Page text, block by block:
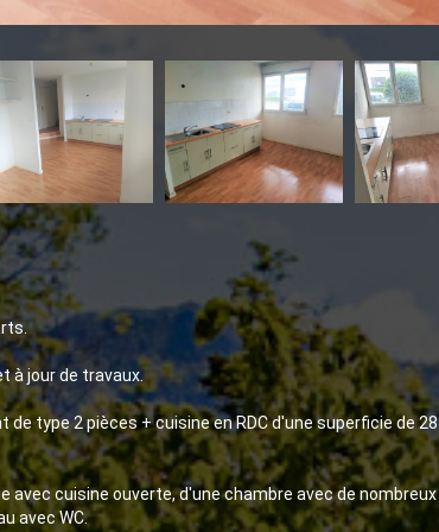
à jour de travaux.
de type 2 pièces + cuisine en RDC d'une superficie de 28
avec cuisine ouverte, d'une chambre avec de nombreux
avec WC.